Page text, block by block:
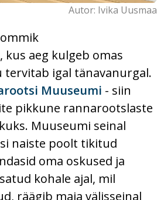
Autor: Ivika Uusmaa
kus aeg kulgeb omas
tervitab igal tänavanurgal.
Muuseumi - siin
pikkune rannarootslaste
Muuseumi seinal
naiste poolt tikitud
oma oskused ja
kohale ajal, mil
räägib maja välisseinal